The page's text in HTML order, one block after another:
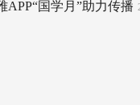
APP“国学月”助力传播